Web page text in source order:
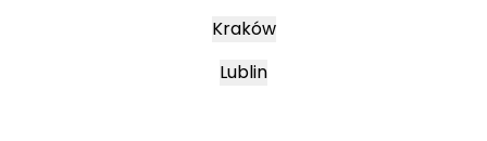
Kraków
Lublin